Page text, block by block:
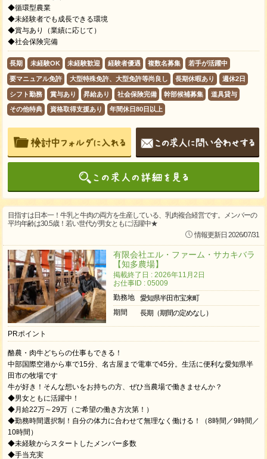
◆循環型農業
◆未経験者でも成長できる環境
◆賞与あり（業績に応じて）
◆社会保険完備
長期 未経験OK 未経験歓迎 経験者優遇 複数名募集 若手が活躍中
要マニュアル免許 大型特殊免許、大型免許等尚良し 長期休暇あり 週休2日
シフト勤務 賞与あり 昇給あり 社会保険完備 幹部候補募集 道具貸与
その他特典 資格取得支援あり 年間休日80日以上
目指すは日本一！牛乳と牛肉の両方を生産している、乳肉複合経営です。メンバーの
平均年齢は30.5歳！若い世代が男女ともに活躍中★
情報更新日 2026/07/31
有限会社エル・ファーム・サカキバラ
【知多農場】
掲載終了日 : 2026年11月2日
お仕事ID : 05009
勤務地
愛知県半田市宝来町
期間
長期（期間の定めなし）
PRポイント
酪農・肉牛どちらの仕事もできる！
中部国際空港から車で15分、名古屋まで電車で45分。生活に便利な愛知県半
田市の牧場です
牛が好き！そんな想いをお持ちの方、ぜひ当農場で働きませんか？
◆男女ともに活躍中！
◆月給22万～29万（ご希望の働き方次第！）
◆勤務時間選択制！自分の体力に合わせて無理なく働ける！（8時間／9時間／
10時間）
◆未経験からスタートしたメンバー多数
◆手当充実